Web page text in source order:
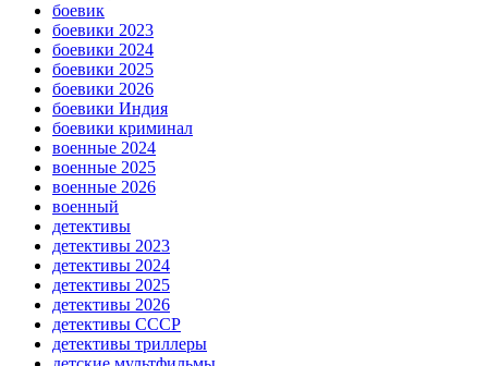
боевик
боевики 2023
боевики 2024
боевики 2025
боевики 2026
боевики Индия
боевики криминал
военные 2024
военные 2025
военные 2026
военный
детективы
детективы 2023
детективы 2024
детективы 2025
детективы 2026
детективы СССР
детективы триллеры